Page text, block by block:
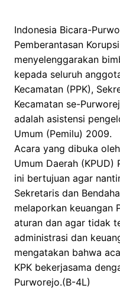
Indonesia Bicara-
Pemberantasan
menyelenggarakan
kepada seluruh
Kecamatan (PPK),
Kecamatan se-
adalah asistensi
Umum (Pemilu) 2009.
Acara yang dibuka
Umum Daerah
ini bertujuan agar
Sekretaris dan
melaporkan keuangan
aturan dan agar tidak
administrasi dan
mengatakan bahwa
KPK bekerjasama
Purworejo.(B-4L)